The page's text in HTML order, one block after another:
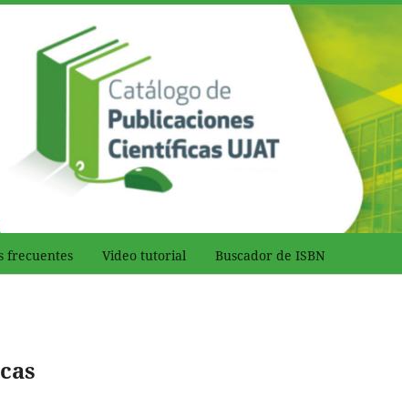
frecuentes Video tutorial Buscador de ISBN